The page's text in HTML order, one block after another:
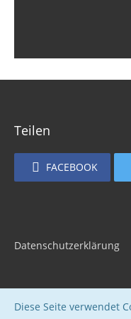
Teilen
FACEBOOK
Datenschutzerklärung
Diese Seite verwendet